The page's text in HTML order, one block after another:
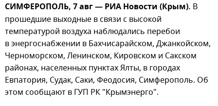
СИМФЕРОПОЛЬ, 7 авг — РИА Новости (Крым). В
прошедшие выходные в связи с высокой
температурой воздуха наблюдались перебои
в энергоснабжении в Бахчисарайском, Джанкойском,
Черноморском, Ленинском, Кировском и Сакском
районах, населенных пунктах Ялты, в городах
Евпатория, Судак, Саки, Феодосия, Симферополь. Об
этом сообщают в ГУП РК "Крымэнерго".